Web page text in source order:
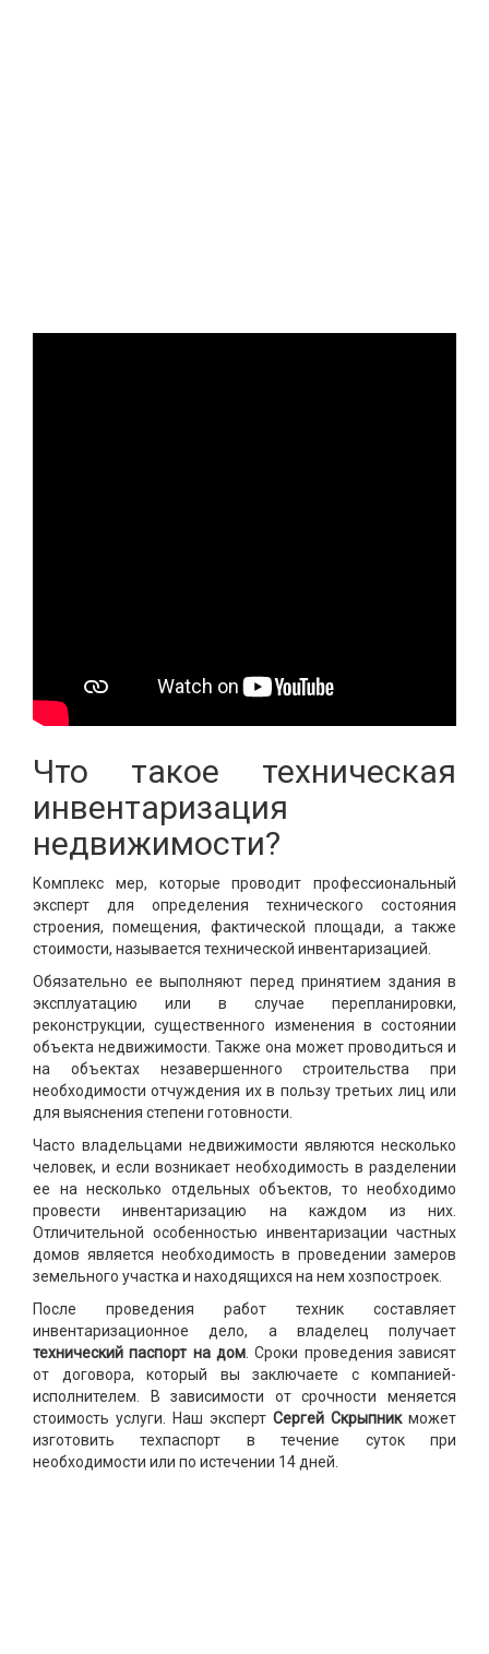
Что такое техническая
инвентаризация
недвижимости?
Комплекс мер, которые проводит профессиональный
эксперт для определения технического состояния
строения, помещения, фактической площади, а также
стоимости, называется технической инвентаризацией.
Обязательно ее выполняют перед принятием здания в
эксплуатацию или в случае перепланировки,
реконструкции, существенного изменения в состоянии
объекта недвижимости. Также она может проводиться и
на объектах незавершенного строительства при
необходимости отчуждения их в пользу третьих лиц или
для выяснения степени готовности.
Часто владельцами недвижимости являются несколько
человек, и если возникает необходимость в разделении
ее на несколько отдельных объектов, то необходимо
провести инвентаризацию на каждом из них.
Отличительной особенностью инвентаризации частных
домов является необходимость в проведении замеров
земельного участка и находящихся на нем хозпостроек.
После проведения работ техник составляет
инвентаризационное дело, а владелец получает
технический паспорт на дом . Сроки проведения зависят
от договора, который вы заключаете с компанией-
исполнителем. В зависимости от срочности меняется
стоимость услуги. Наш эксперт Сергей Скрыпникможет
изготовить техпаспорт в течение суток при
необходимости или по истечении 14 дней.